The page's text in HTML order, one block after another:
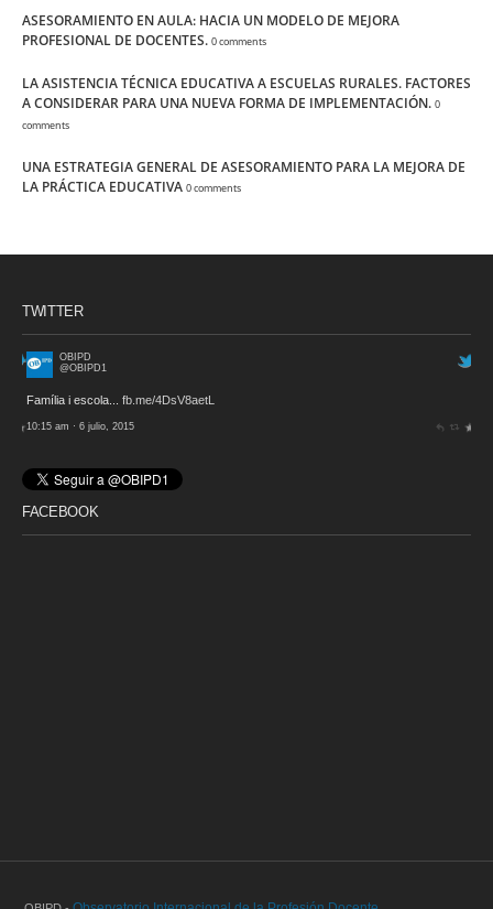
ASESORAMIENTO EN AULA: HACIA UN MODELO DE MEJORA
PROFESIONAL DE DOCENTES. 0 comments
LA ASISTENCIA TÉCNICA EDUCATIVA A ESCUELAS RURALES. FACTORES
A CONSIDERAR PARA UNA NUEVA FORMA DE IMPLEMENTACIÓN. 0
comments
UNA ESTRATEGIA GENERAL DE ASESORAMIENTO PARA LA MEJORA DE
LA PRÁCTICA EDUCATIVA 0 comments
TWITTER
OBIPD
@OBIPD1
Família i escola... fb.me/4DsV8aetL
10:15 am · 6 julio, 2015
FACEBOOK